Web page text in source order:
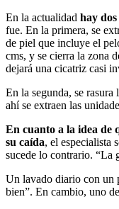
En la actualidad hay
fue. En la primera, se
de piel que incluye el
cms, y se cierra la zona
dejará una cicatriz casi
En la segunda, se
ahí se extraen las
En cuanto a la idea de
su caída, el especialista
sucede lo contrario. “La
Un lavado diario con un
bien”. En cambio, uno